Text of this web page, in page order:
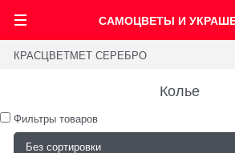
САМОЦВЕТЫ И
КРАСЦВЕТМЕТ СЕРЕБРО
Колье
Фильтры товаров